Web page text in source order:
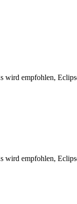
empfohlen,
empfohlen,